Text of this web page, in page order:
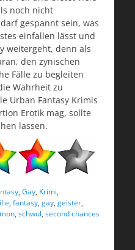
noch nicht
gespannt sein, was
einfallen lässt und
weitergeht, denn als
den zynischen
Fälle zu begleiten
Wahrheit zu
Urban Fantasy Krimis
Erotik mag, sollte
lassen.
, Gay, Krimi,
, fantasy, gay, geister,
, schwul, second chances